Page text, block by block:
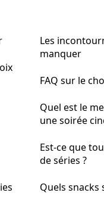
Les
manquer
FAQ sur le
Quel est le
une soirée
Est-ce que
de séries ?
Quels snacks